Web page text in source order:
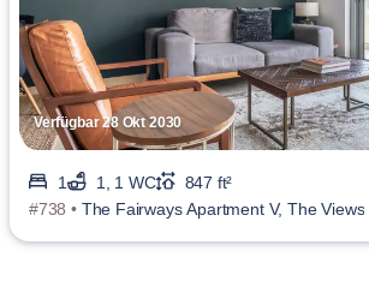
Verfügbar 28 Okt 2030
1 1, 1 WC
847 ft²
#738 • The Fairways Apartment V, The Views